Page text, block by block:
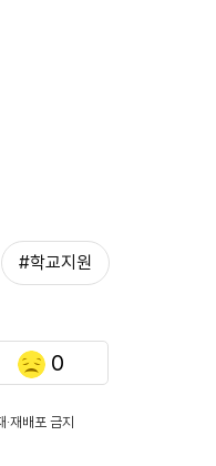
#학교지원
0
재배포 금지